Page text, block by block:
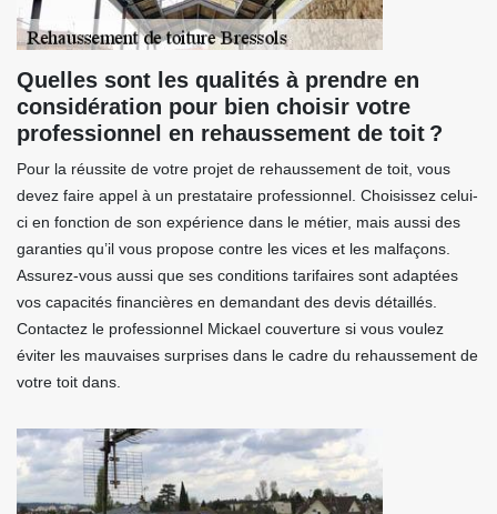
Quelles sont les qualités à prendre en
considération pour bien choisir votre
professionnel en rehaussement de toit ?
Pour la réussite de votre projet de rehaussement de toit, vous
devez faire appel à un prestataire professionnel. Choisissez celui-
ci en fonction de son expérience dans le métier, mais aussi des
garanties qu’il vous propose contre les vices et les malfaçons.
Assurez-vous aussi que ses conditions tarifaires sont adaptées
vos capacités financières en demandant des devis détaillés.
Contactez le professionnel Mickael couverture si vous voulez
éviter les mauvaises surprises dans le cadre du rehaussement de
votre toit dans.